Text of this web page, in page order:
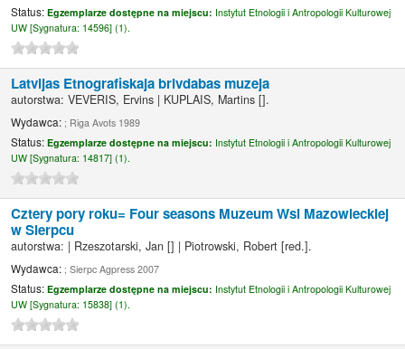
Status:Egzemplarze dostępne na miejscu: Instytut Etnologii i Antropologii Kulturowej
UW [Sygnatura: 14596] (1).
Latvijas Etnografiskaja brivdabas muzeja
autorstwa:VEVERIS, Ervins | KUPLAIS, Martins [].
Wydawca: ; Riga Avots 1989
Status:Egzemplarze dostępne na miejscu: Instytut Etnologii i Antropologii Kulturowej
UW [Sygnatura: 14817] (1).
Cztery pory roku= Four seasons Muzeum Wsi Mazowieckiej
w Sierpcu
autorstwa: | Rzeszotarski, Jan [] | Piotrowski, Robert [red.].
Wydawca: ; Sierpc Agpress 2007
Status:Egzemplarze dostępne na miejscu: Instytut Etnologii i Antropologii Kulturowej
UW [Sygnatura: 15838] (1).